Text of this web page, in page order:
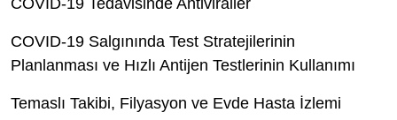
COVID-19 Tedavisinde Antiviraller
COVID-19 Salgınında Test Stratejilerinin
Planlanması ve Hızlı Antijen Testlerinin Kullanımı
Temaslı Takibi, Filyasyon ve Evde Hasta İzlemi